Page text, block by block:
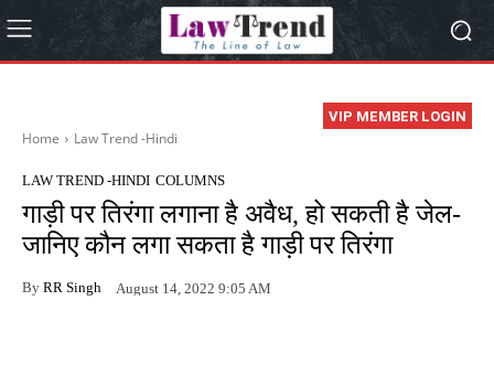
VIP MEMBER LOGIN
Home Law Trend -Hindi
LAW TREND -HINDI COLUMNS
गाड़ी पर तिरंगा लगाना है अवैध, हो सकती है जेल-
जानिए कौन लगा सकता है गाड़ी पर तिरंगा
By RR Singh August 14, 2022 9:05 AM